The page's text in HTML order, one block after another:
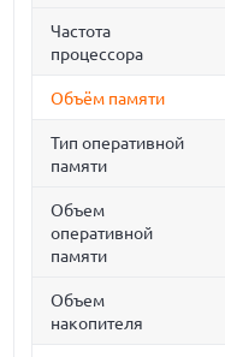
Частота
процессора
Объём памяти
Тип оперативной
памяти
Объем
оперативной
памяти
Объем
накопителя